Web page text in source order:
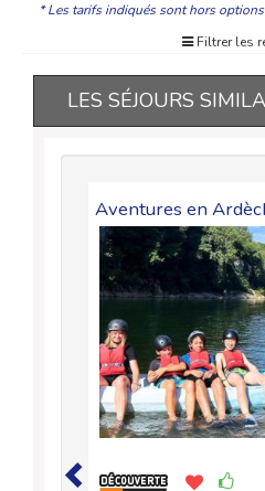
* Les tarifs indiqués sont hors options
Filtrer les
LES SÉJOURS
Aventures en